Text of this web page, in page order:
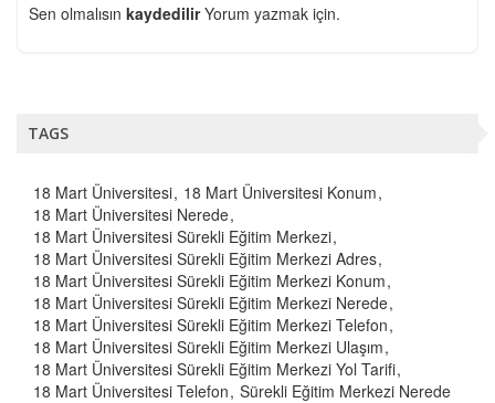
Sen olmalısın kaydedilirYorum yazmak için.
TAGS
18 Mart Üniversitesi 18 Mart Üniversitesi Konum
18 Mart Üniversitesi Nerede
18 Mart Üniversitesi Sürekli Eğitim Merkezi
18 Mart Üniversitesi Sürekli Eğitim Merkezi Adres
18 Mart Üniversitesi Sürekli Eğitim Merkezi Konum
18 Mart Üniversitesi Sürekli Eğitim Merkezi Nerede
18 Mart Üniversitesi Sürekli Eğitim Merkezi Telefon
18 Mart Üniversitesi Sürekli Eğitim Merkezi Ulaşım
18 Mart Üniversitesi Sürekli Eğitim Merkezi Yol Tarifi
18 Mart Üniversitesi Telefon Sürekli Eğitim Merkezi Nerede